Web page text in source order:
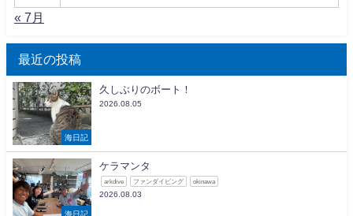
« 7月
最近の投稿
海日記
久しぶりのボート！
2026.08.05
海日記
ケラマンタ
arkdive ファンダイビング okinawa
2026.08.03